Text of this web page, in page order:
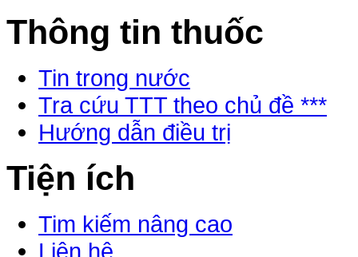
Thông tin thuốc
Tin trong nước
Tra cứu TTT theo chủ đề ***
Hướng dẫn điều trị
Tiện ích
Tim kiếm nâng cao
Liên hệ